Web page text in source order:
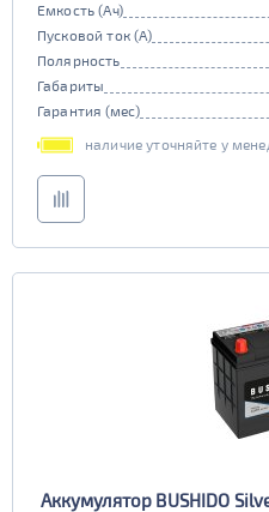
Емкость (Ач)
Пусковой ток (А)
Полярность
Габариты
Гарантия (мес)
наличие уточняйте у
Аккумулятор BUSHIDO